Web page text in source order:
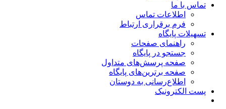
تماس با ما
اطلاعات تماس
فرم برقراری ارتباط
تسهیلات پایگاه
راهنمای صفحات
جستجو در پایگاه
صفحه پرسش‌های متداول
صفحه برترین‌های پایگاه
اطلاع‌رسانی به دوستان
پست الکترونیک